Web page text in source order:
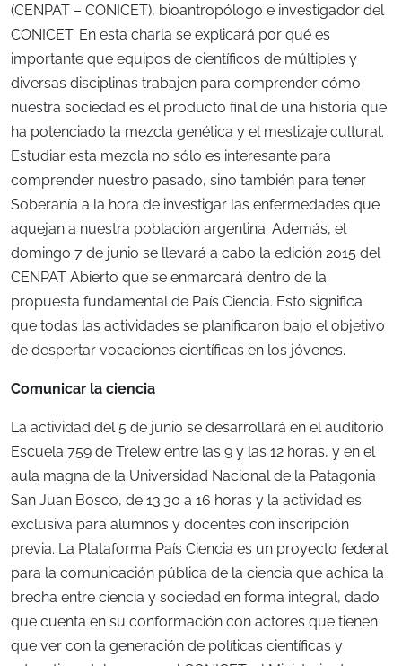
(CENPAT – CONICET), bioantropólogo e investigador del
CONICET. En esta charla se explicará por qué es
importante que equipos de científicos de múltiples y
diversas disciplinas trabajen para comprender cómo
nuestra sociedad es el producto final de una historia que
ha potenciado la mezcla genética y el mestizaje cultural.
Estudiar esta mezcla no sólo es interesante para
comprender nuestro pasado, sino también para tener
Soberanía a la hora de investigar las enfermedades que
aquejan a nuestra población argentina. Además, el
domingo 7 de junio se llevará a cabo la edición 2015 del
CENPAT Abierto que se enmarcará dentro de la
propuesta fundamental de País Ciencia. Esto significa
que todas las actividades se planificaron bajo el objetivo
de despertar vocaciones científicas en los jóvenes.
Comunicar la ciencia
La actividad del 5 de junio se desarrollará en el auditorio
Escuela 759 de Trelew entre las 9 y las 12 horas, y en el
aula magna de la Universidad Nacional de la Patagonia
San Juan Bosco, de 13.30 a 16 horas y la actividad es
exclusiva para alumnos y docentes con inscripción
previa. La Plataforma País Ciencia es un proyecto federal
para la comunicación pública de la ciencia que achica la
brecha entre ciencia y sociedad en forma integral, dado
que cuenta en su conformación con actores que tienen
que ver con la generación de políticas científicas y